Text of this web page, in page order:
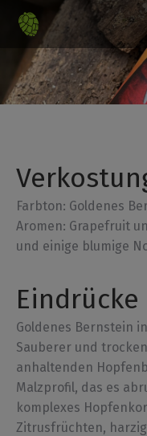
Sie
Farbton: Goldenes
Aromen: Grapefruit
und einige blumige
Eindrücke
Goldenes Bernstein
Sauberer und
anhaltenden
Malzprofil, das es
komplexes
Zitrusfrüchten,